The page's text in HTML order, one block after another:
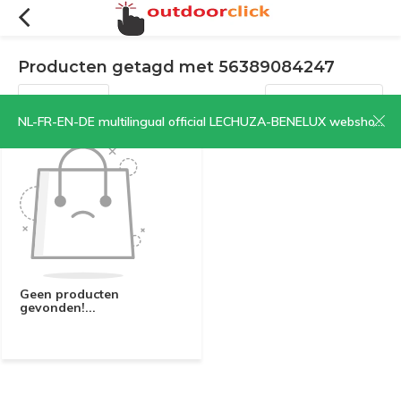
NL-FR-EN-DE multilingual official LECHUZA-BENELUX webshop | CLICK HERE NOW!
Producten getagd met 56389084247
Filters Sorteren op:
Geen producten
gevonden!...